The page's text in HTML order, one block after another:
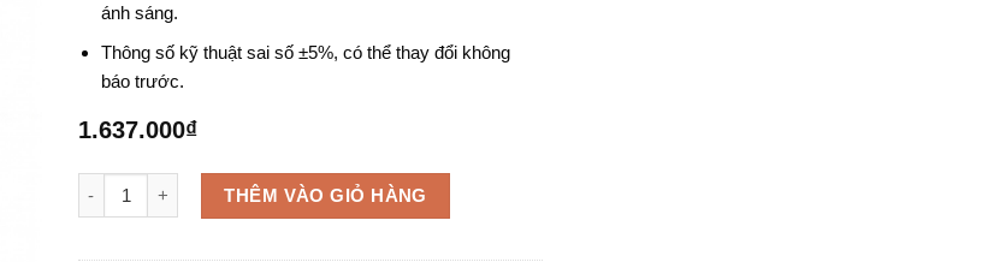
ánh sáng.
Thông số kỹ thuật sai số ±5%, có thể thay đổi không
báo trước.
1.637.000₫
Bàn làm việc lượn phải BLP14-CT số lượng
THÊM VÀO GIỎ HÀNG